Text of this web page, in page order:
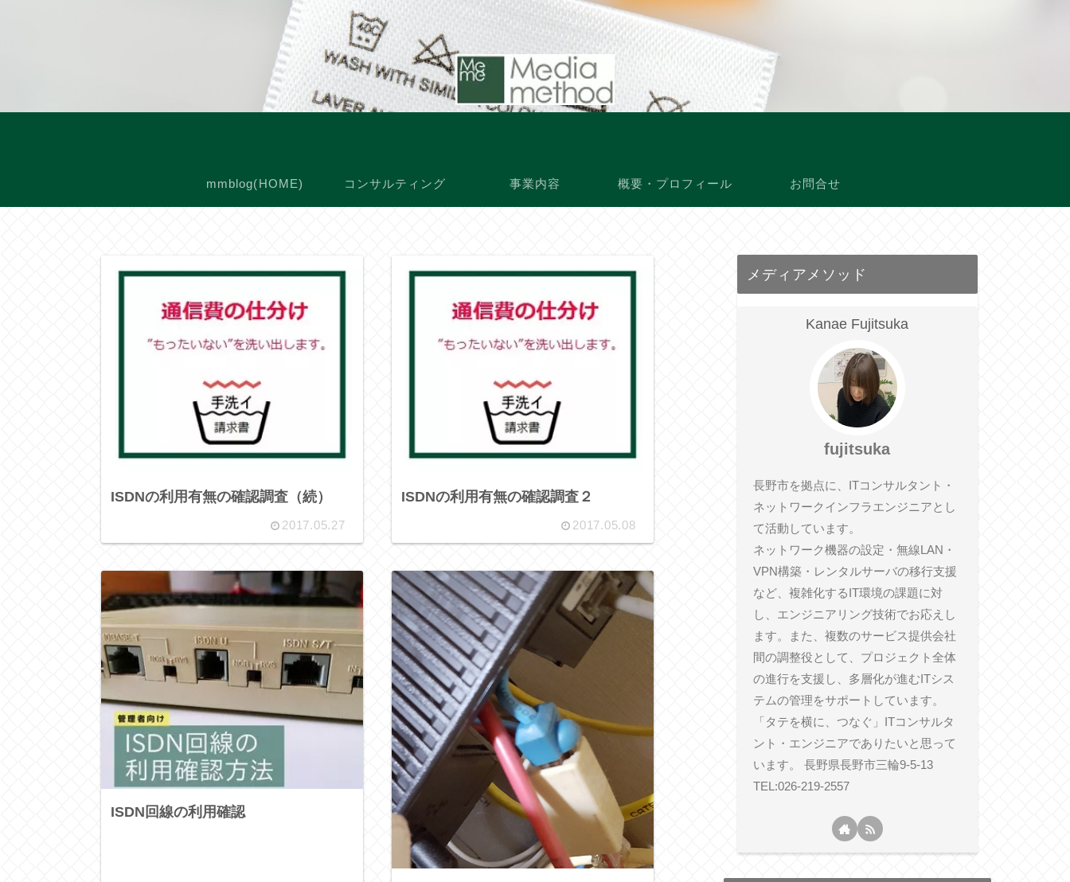
mmblog(HOME) コンサルティング 事業内容 概要・プロフィール お問合せ
ISDNの利用有無の確認調査（続）
2017.05.27
ISDNの利用有無の確認調査２
2017.05.08
ISDN回線の利用確認
メディアメソッド
Kanae Fujitsuka
fujitsuka
長野市を拠点に、ITコンサルタント・
ネットワークインフラエンジニアとし
て活動しています。
ネットワーク機器の設定・無線LAN・
VPN構築・レンタルサーバの移行支援
など、複雑化するIT環境の課題に対
し、エンジニアリング技術でお応えし
ます。また、複数のサービス提供会社
間の調整役として、プロジェクト全体
の進行を支援し、多層化が進むITシス
テムの管理をサポートしています。
「タテを横に、つなぐ」ITコンサルタ
ント・エンジニアでありたいと思って
います。 長野県長野市三輪9-5-13
TEL:026-219-2557